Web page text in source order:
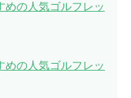
めの人気ゴルフレッ
めの人気ゴルフレッ